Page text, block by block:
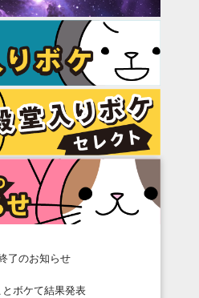
了のお知らせ
ボケて結果発表